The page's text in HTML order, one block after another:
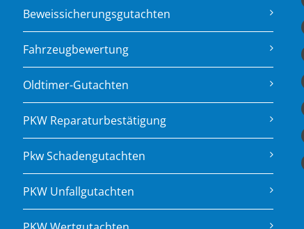
Beweissicherungsgutachten
Fahrzeugbewertung
Oldtimer-Gutachten
PKW Reparaturbestätigung
Pkw Schadengutachten
PKW Unfallgutachten